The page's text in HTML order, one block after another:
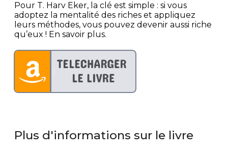
Pour T. Harv Eker, la clé est simple : si vous
adoptez la mentalité des riches et appliquez
leurs méthodes, vous pouvez devenir aussi riche
qu’eux ! En savoir plus.
Plus d'informations sur le livre